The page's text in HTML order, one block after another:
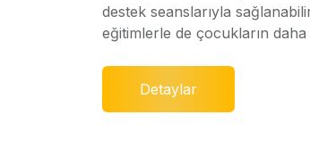
destek seanslarıyla
eğitimlerle de çocukların
Detaylar